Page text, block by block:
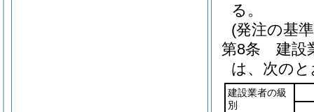
る。
(発注の基
第8条
建設
は、次の
建設業者の級
別